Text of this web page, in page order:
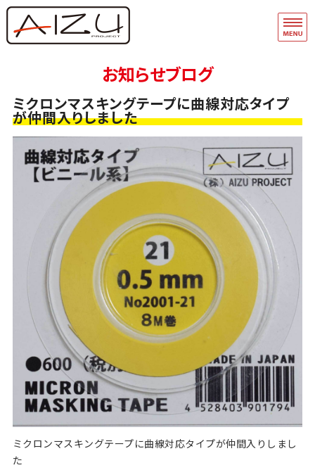
フィギュアモデル完成品
フィギュアモデルキット
A-Team
マスキングテープ
お知らせブログ
ミクロンマスキングテープに曲線対応タイプ
が仲間入りしました
ミクロンマスキングテープに曲線対応タイプが仲間入りしまし
た